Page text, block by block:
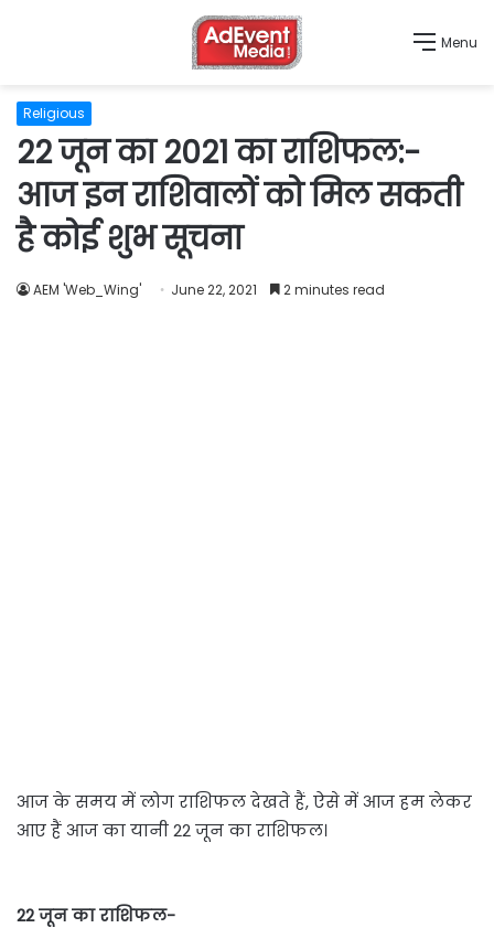
Menu
Religious
22 जून का 2021 का राशिफल:-
आज इन राशिवालों को मिल सकती
है कोई शुभ सूचना
AEM 'Web_Wing' June 22, 2021 2 minutes read
आज के समय में लोग राशिफल देखते हैं, ऐसे में आज हम लेकर
आए हैं आज का यानी 22 जून का राशिफल।
22 जून का राशिफल-